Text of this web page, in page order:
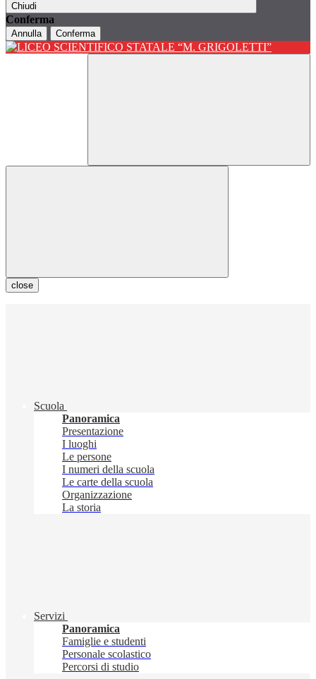
Chiudi
Conferma
Annulla Conferma
close
Scuola
Panoramica
Presentazione
I luoghi
Le persone
I numeri della scuola
Le carte della scuola
Organizzazione
La storia
Servizi
Panoramica
Famiglie e studenti
Personale scolastico
Percorsi di studio